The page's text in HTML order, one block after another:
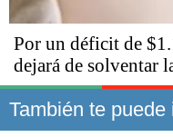
Por un déficit de
dejará de solventar
También te puede